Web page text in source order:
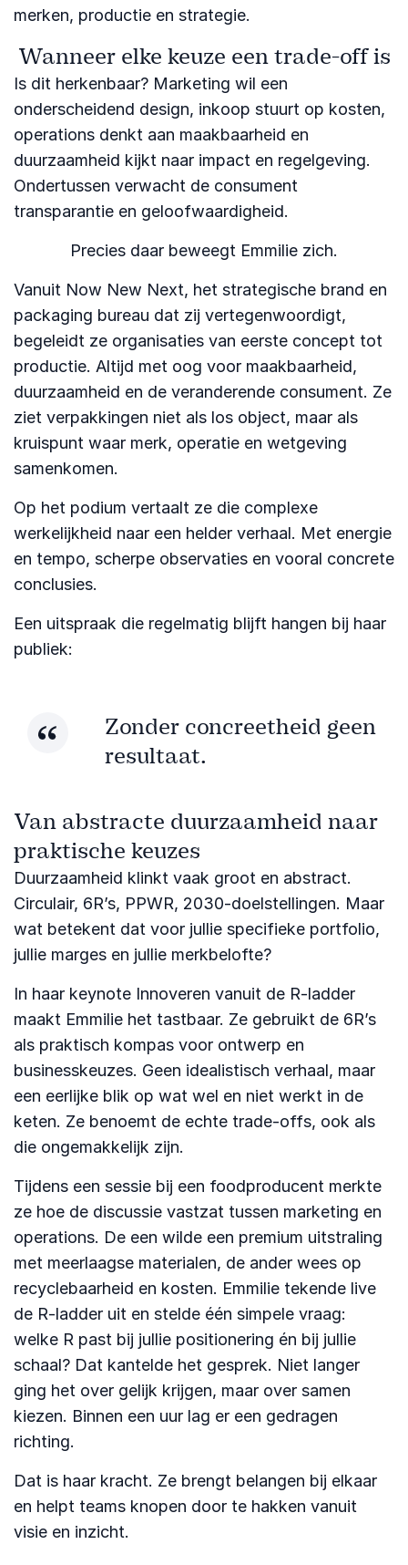
merken, productie en strategie.
Wanneer elke keuze een trade-off is
Is dit herkenbaar? Marketing wil een
onderscheidend design, inkoop stuurt op kosten,
operations denkt aan maakbaarheid en
duurzaamheid kijkt naar impact en regelgeving.
Ondertussen verwacht de consument
transparantie en geloofwaardigheid.
Precies daar beweegt Emmilie zich.
Vanuit Now New Next, het strategische brand en
packaging bureau dat zij vertegenwoordigt,
begeleidt ze organisaties van eerste concept tot
productie. Altijd met oog voor maakbaarheid,
duurzaamheid en de veranderende consument. Ze
ziet verpakkingen niet als los object, maar als
kruispunt waar merk, operatie en wetgeving
samenkomen.
Op het podium vertaalt ze die complexe
werkelijkheid naar een helder verhaal. Met energie
en tempo, scherpe observaties en vooral concrete
conclusies.
Een uitspraak die regelmatig blijft hangen bij haar
publiek:
Zonder concreetheid geen
resultaat.
Van abstracte duurzaamheid naar
praktische keuzes
Duurzaamheid klinkt vaak groot en abstract.
Circulair, 6R’s, PPWR, 2030-doelstellingen. Maar
wat betekent dat voor jullie specifieke portfolio,
jullie marges en jullie merkbelofte?
In haar keynote Innoveren vanuit de R-ladder
maakt Emmilie het tastbaar. Ze gebruikt de 6R’s
als praktisch kompas voor ontwerp en
businesskeuzes. Geen idealistisch verhaal, maar
een eerlijke blik op wat wel en niet werkt in de
keten. Ze benoemt de echte trade-offs, ook als
die ongemakkelijk zijn.
Tijdens een sessie bij een foodproducent merkte
ze hoe de discussie vastzat tussen marketing en
operations. De een wilde een premium uitstraling
met meerlaagse materialen, de ander wees op
recyclebaarheid en kosten. Emmilie tekende live
de R-ladder uit en stelde één simpele vraag:
welke R past bij jullie positionering én bij jullie
schaal? Dat kantelde het gesprek. Niet langer
ging het over gelijk krijgen, maar over samen
kiezen. Binnen een uur lag er een gedragen
richting.
Dat is haar kracht. Ze brengt belangen bij elkaar
en helpt teams knopen door te hakken vanuit
visie en inzicht.